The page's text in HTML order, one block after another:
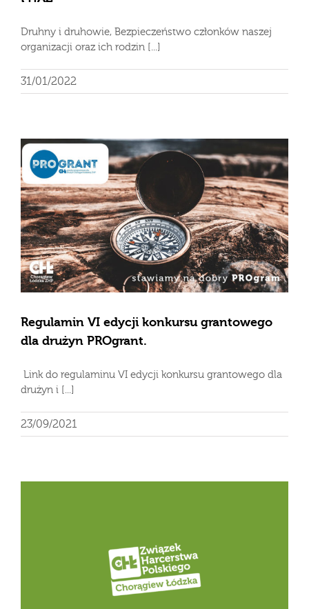
Druhny i druhowie, Bezpieczeństwo członków naszej
organizacji oraz ich rodzin [...]
31/01/2022
Regulamin VI edycji konkursu grantowego
dla drużyn PROgrant.
Link do regulaminu VI edycji konkursu grantowego dla
drużyn i [...]
23/09/2021